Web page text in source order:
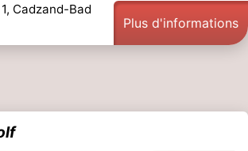
Cadzand-Bad
Plus d'informations